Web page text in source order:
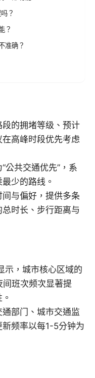
？
？
准确？
的拥堵等级、预计
高峰时段优先考虑
公共交通优先”，系
少的路线。
与偏好，提供多条
时长、步行距离与
，城市核心区域的
班次频次显著提
部门、城市交通监
频率以每1-5分钟为